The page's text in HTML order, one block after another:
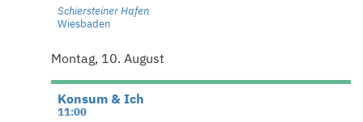
Schiersteiner Hafen
Wiesbaden
Montag, 10. August
Konsum & Ich
11:00